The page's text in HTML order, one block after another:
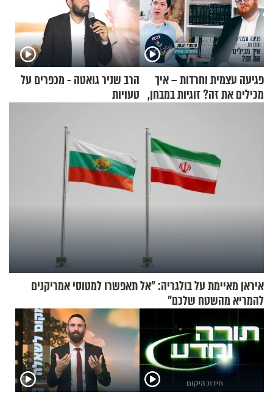
פגיעה עצמית וחרדות – איך
מכילים את זה? זוגיות במבחן,
הרב שניר גואטה - מכפרים על
טעויות
איראן מאיימת על בולגריה: "אל תאפשרו למטוסי אמריקנים
להמריא מהשטח שלכם"